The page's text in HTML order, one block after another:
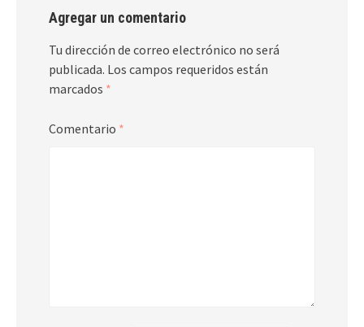
Agregar un comentario
Tu dirección de correo electrónico no será
publicada. Los campos requeridos están
marcados *
Comentario *